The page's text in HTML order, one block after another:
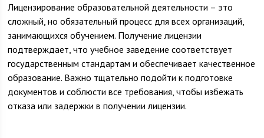
Лицензирование образовательной деятельности – это
сложный, но обязательный процесс для всех организаций,
занимающихся обучением. Получение лицензии
подтверждает, что учебное заведение соответствует
государственным стандартам и обеспечивает качественное
образование. Важно тщательно подойти к подготовке
документов и соблюсти все требования, чтобы избежать
отказа или задержки в получении лицензии.